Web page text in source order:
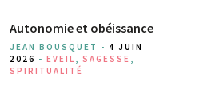
Autonomie et obéissance
JEAN BOUSQUET - 4 JUIN
2026 - EVEIL , SAGESSE ,
SPIRITUALITÉ